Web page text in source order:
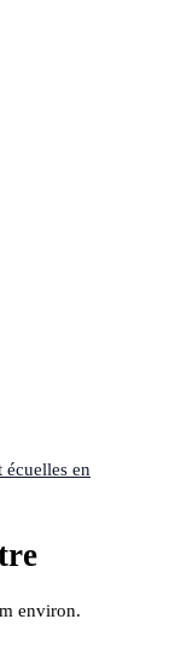
écuelles en
environ.